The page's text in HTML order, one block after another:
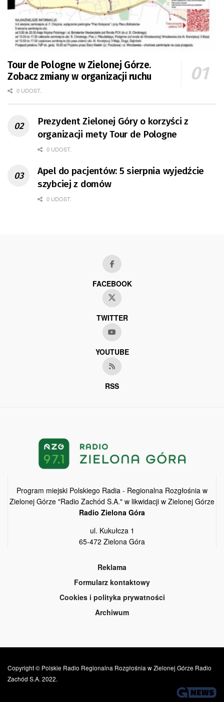
Tour de Pologne w Zielonej Górze.
Zobacz zmiany w organizacji ruchu
0 UDOST.
Prezydent Zielonej Góry o korzyści z
organizacji mety Tour de Pologne
0 UDOST.
Apel do pacjentów: 5 sierpnia wyjedźcie
szybciej z domów
0 UDOST.
FACEBOOK
TWITTER
YOUTUBE
RSS
Program miejski Polskiego Radia - Regionalna Rozgłośnia w
Zielonej Górze "Radio Zachód S.A." w likwidacji w Zielonej Górze
Radio Zielona Góra
ul. Kukułcza 1
65-472 Zielona Góra
Reklama
Formularz kontaktowy
Cookies i polityka prywatności
Archiwum
Copyright © Polskie Radio Regionalna Rozgłośnia w Zielonej Górze Radio
Zachód S.A. 2022.